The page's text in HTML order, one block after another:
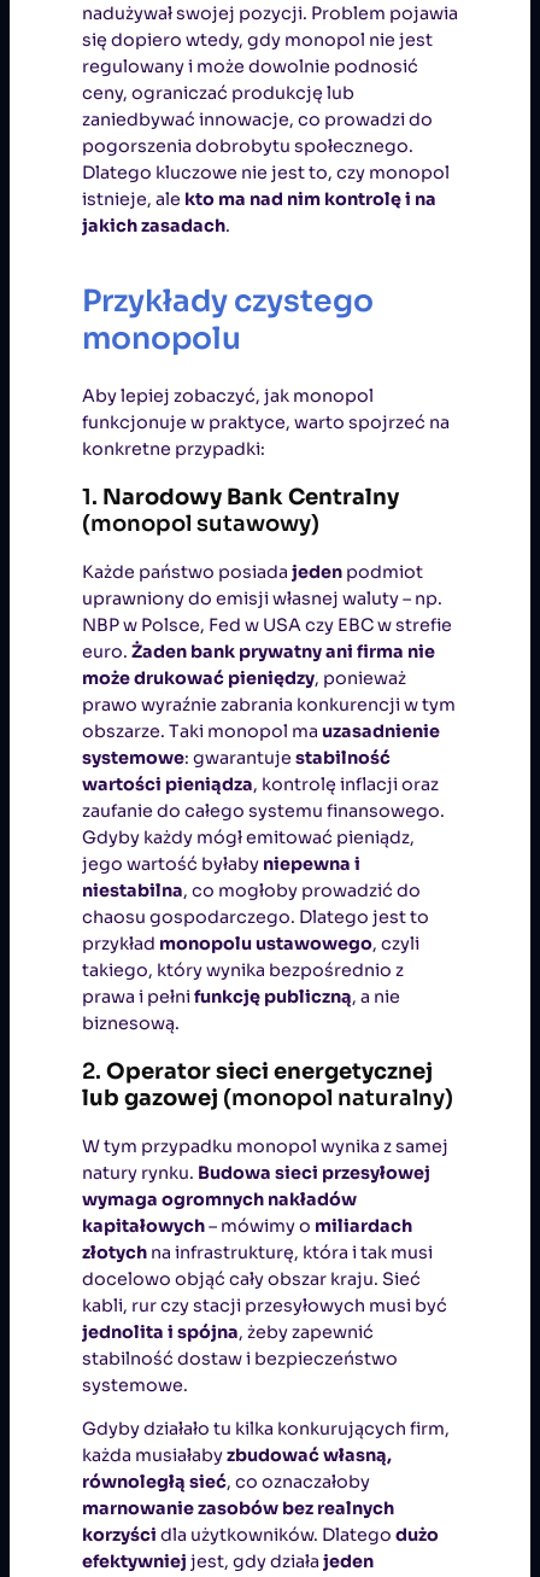
nadużywał swojej pozycji. Problem pojawia
się dopiero wtedy, gdy monopol nie jest
regulowany i może dowolnie podnosić
ceny, ograniczać produkcję lub
zaniedbywać innowacje, co prowadzi do
pogorszenia dobrobytu społecznego.
Dlatego kluczowe nie jest to, czy monopol
istnieje, ale kto ma nad nim kontrolę i na
jakich zasadach.
Przykłady czystego
monopolu
Aby lepiej zobaczyć, jak monopol
funkcjonuje w praktyce, warto spojrzeć na
konkretne przypadki:
1. Narodowy Bank Centralny
(monopol sutawowy)
Każde państwo posiada jeden podmiot
uprawniony do emisji własnej waluty – np.
NBP w Polsce, Fed w USA czy EBC w strefie
euro. Żaden bank prywatny ani firma nie
może drukować pieniędzy, ponieważ
prawo wyraźnie zabrania konkurencji w tym
obszarze. Taki monopol ma uzasadnienie
systemowe: gwarantuje stabilność
wartości pieniądza, kontrolę inflacji oraz
zaufanie do całego systemu finansowego.
Gdyby każdy mógł emitować pieniądz,
jego wartość byłaby niepewna i
niestabilna, co mogłoby prowadzić do
chaosu gospodarczego. Dlatego jest to
przykład monopolu ustawowego, czyli
takiego, który wynika bezpośrednio z
prawa i pełni funkcję publiczną, a nie
biznesową.
2. Operator sieci energetycznej
lub gazowej (monopol naturalny)
W tym przypadku monopol wynika z samej
natury rynku. Budowa sieci przesyłowej
wymaga ogromnych nakładów
kapitałowych– mówimy o miliardach
złotych na infrastrukturę, która i tak musi
docelowo objąć cały obszar kraju. Sieć
kabli, rur czy stacji przesyłowych musi być
jednolita i spójna, żeby zapewnić
stabilność dostaw i bezpieczeństwo
systemowe.
Gdyby działało tu kilka konkurujących firm,
każda musiałabyzbudować własną,
równoległą sieć, co oznaczałoby
marnowanie zasobów bez realnych
korzyści dla użytkowników. Dlatego dużo
efektywniej jest, gdy działa jeden